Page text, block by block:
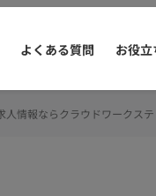
よくある質問 お役
情報ならクラウドワークステ